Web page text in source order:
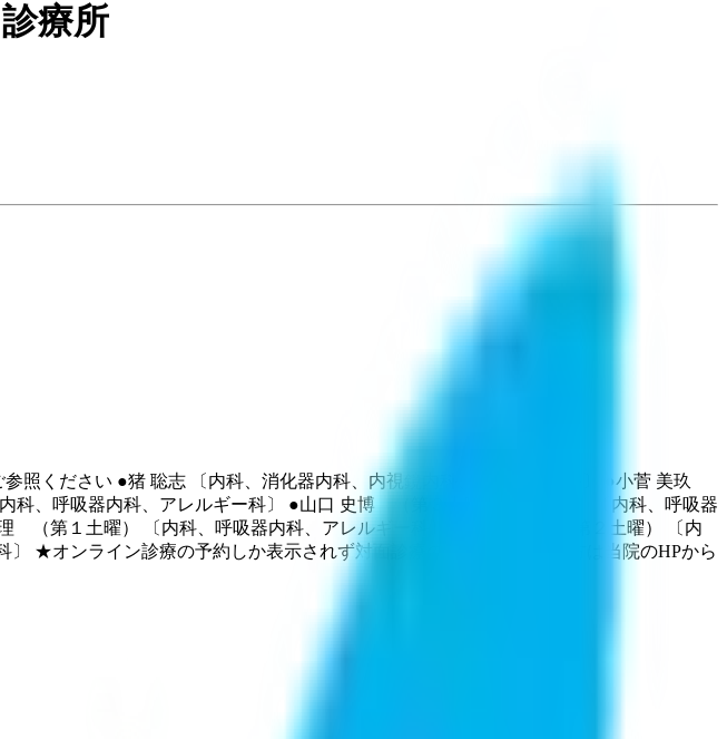
療所
照ください ●猪 聡志 〔内科、消化器内科、内視鏡内科、アレルギー科〕 ●小菅 美玖
科、呼吸器内科、アレルギー科〕 ●山口 史博 （第３土曜、金曜午前） 〔内科、呼吸器
（第１土曜） 〔内科、呼吸器内科、アレルギー科〕 ●神﨑 満美子（第２土曜） 〔内
★オンライン診療の予約しか表示されず対面診療の予約ができない方は当院のHPから